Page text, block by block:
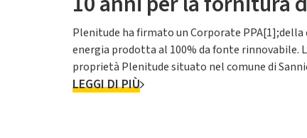
Plenitude ha firmato un Corporate
energia prodotta al 100% da fonte rinnovabile.
proprietà Plenitude situato nel comune di
generata dall’im...
LEGGI DI PIÙ